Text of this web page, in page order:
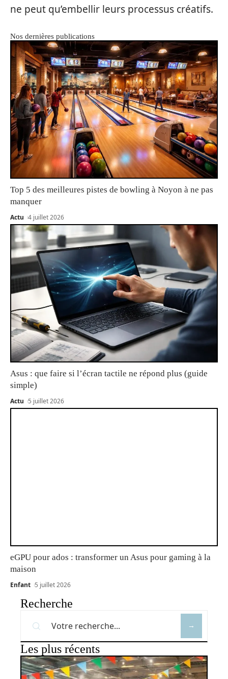
ne peut qu’embellir leurs processus créatifs.
Nos dernières publications
Top 5 des meilleures pistes de bowling à Noyon à ne pas
manquer
Actu 4 juillet 2026
Asus : que faire si l’écran tactile ne répond plus (guide
simple)
Actu 5 juillet 2026
eGPU pour ados : transformer un Asus pour gaming à la
maison
Enfant 5 juillet 2026
Recherche
Les plus récents